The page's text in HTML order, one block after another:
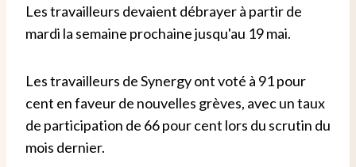
Les travailleurs devaient débrayer à partir de
mardi la semaine prochaine jusqu'au 19 mai.
Les travailleurs de Synergy ont voté à 91 pour
cent en faveur de nouvelles grèves, avec un taux
de participation de 66 pour cent lors du scrutin du
mois dernier.